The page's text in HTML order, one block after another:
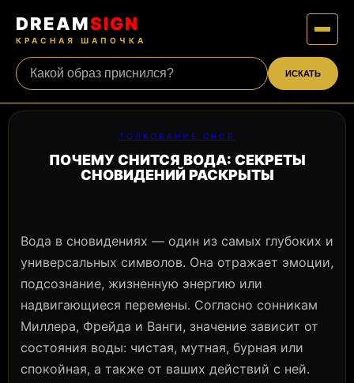
DREAMSIGN
КРАСНАЯ ШАПОЧКА
ИСКАТЬ
ТОЛКОВАНИЕ СНОВ
ПОЧЕМУ СНИТСЯ ВОДА: СЕКРЕТЫ
СНОВИДЕНИЙ РАСКРЫТЫ
Вода в сновидениях — один из самых глубоких и
универсальных символов. Она отражает эмоции,
подсознание, жизненную энергию или
надвигающиеся перемены. Согласно сонникам
Миллера, Фрейда и Ванги, значение зависит от
состояния воды: чистая, мутная, бурная или
спокойная, а также от ваших действий с ней.